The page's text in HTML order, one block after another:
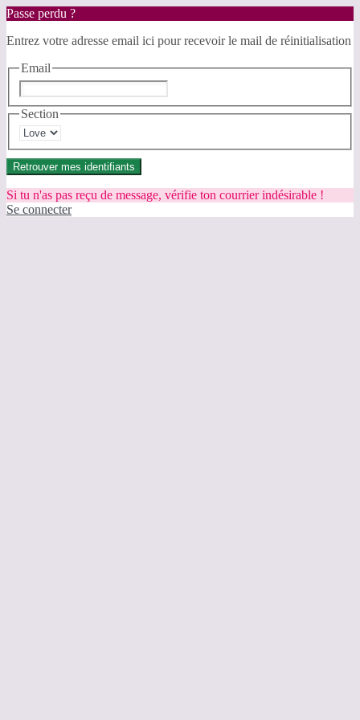
Passe perdu ?
Entrez votre adresse email ici pour recevoir le mail de réinitialisation
Email
Section
Retrouver mes identifiants
Si tu n'as pas reçu de message, vérifie ton courrier indésirable !
Se connecter